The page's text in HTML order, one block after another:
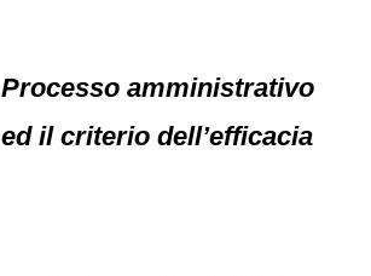
Processo amministrativo
ed il criterio dell’efficacia